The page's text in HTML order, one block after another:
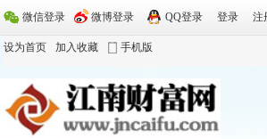
微信登录 微博登录 QQ登录 登录 注
设为首页 加入收藏 手机版